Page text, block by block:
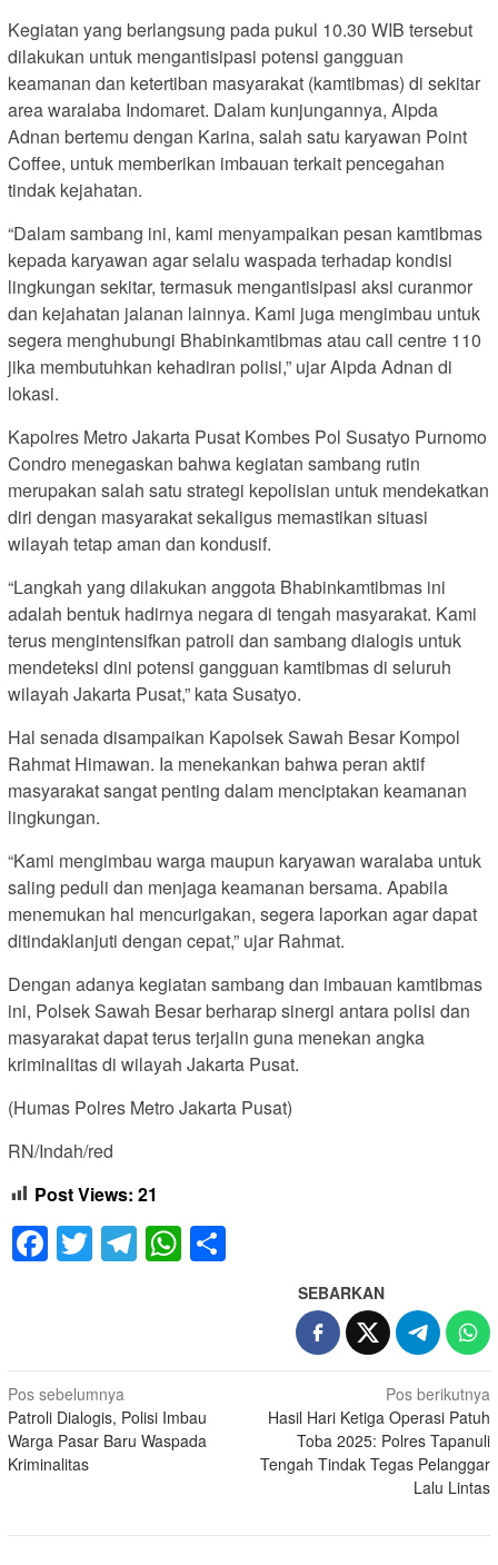
Kegiatan yang berlangsung pada pukul 10.30 WIB tersebut
dilakukan untuk mengantisipasi potensi gangguan
keamanan dan ketertiban masyarakat (kamtibmas) di sekitar
area waralaba Indomaret. Dalam kunjungannya, Aipda
Adnan bertemu dengan Karina, salah satu karyawan Point
Coffee, untuk memberikan imbauan terkait pencegahan
tindak kejahatan.
“Dalam sambang ini, kami menyampaikan pesan kamtibmas
kepada karyawan agar selalu waspada terhadap kondisi
lingkungan sekitar, termasuk mengantisipasi aksi curanmor
dan kejahatan jalanan lainnya. Kami juga mengimbau untuk
segera menghubungi Bhabinkamtibmas atau call centre 110
jika membutuhkan kehadiran polisi,” ujar Aipda Adnan di
lokasi.
Kapolres Metro Jakarta Pusat Kombes Pol Susatyo Purnomo
Condro menegaskan bahwa kegiatan sambang rutin
merupakan salah satu strategi kepolisian untuk mendekatkan
diri dengan masyarakat sekaligus memastikan situasi
wilayah tetap aman dan kondusif.
“Langkah yang dilakukan anggota Bhabinkamtibmas ini
adalah bentuk hadirnya negara di tengah masyarakat. Kami
terus mengintensifkan patroli dan sambang dialogis untuk
mendeteksi dini potensi gangguan kamtibmas di seluruh
wilayah Jakarta Pusat,” kata Susatyo.
Hal senada disampaikan Kapolsek Sawah Besar Kompol
Rahmat Himawan. Ia menekankan bahwa peran aktif
masyarakat sangat penting dalam menciptakan keamanan
lingkungan.
“Kami mengimbau warga maupun karyawan waralaba untuk
saling peduli dan menjaga keamanan bersama. Apabila
menemukan hal mencurigakan, segera laporkan agar dapat
ditindaklanjuti dengan cepat,” ujar Rahmat.
Dengan adanya kegiatan sambang dan imbauan kamtibmas
ini, Polsek Sawah Besar berharap sinergi antara polisi dan
masyarakat dapat terus terjalin guna menekan angka
kriminalitas di wilayah Jakarta Pusat.
(Humas Polres Metro Jakarta Pusat)
RN/Indah/red
Post Views: 21
Facebook
TwitterTelegram
WhatsApp
SEBARKAN
Navigasi
pos
Pos sebelumnya
Patroli Dialogis, Polisi Imbau
Warga Pasar Baru Waspada
Kriminalitas
Pos berikutnya
Hasil Hari Ketiga Operasi Patuh
Toba 2025: Polres Tapanuli
Tengah Tindak Tegas Pelanggar
Lalu Lintas